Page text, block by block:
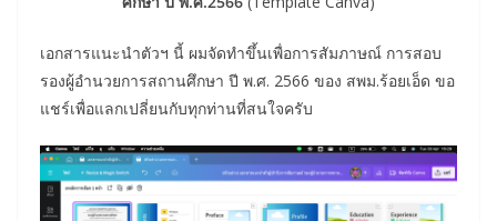
เอกสารแนะนำตัวฯ นี้ ผมจัดทำขึ้นเพื่อการสัมภาษณ์ การสอบ
รองผู้อำนวยการสถานศึกษา ปี พ.ศ. 2566 ของ สพม.ร้อยเอ็ด ขอ
แชร์เพื่อแลกเปลี่ยนกับทุกท่านที่สนใจครับ